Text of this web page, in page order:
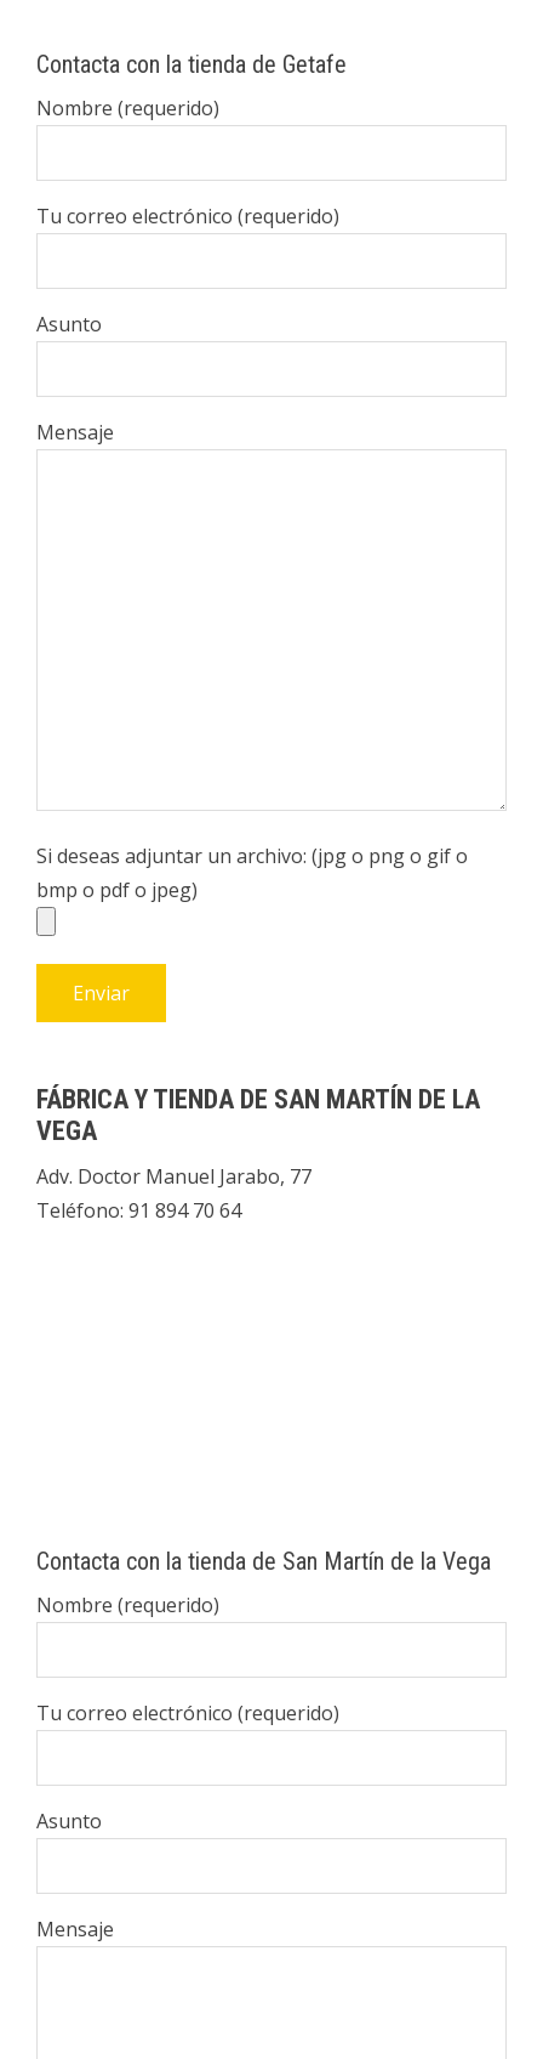
Contacta con la tienda de Getafe
Nombre (requerido)
Tu correo electrónico (requerido)
Asunto
Mensaje
Si deseas adjuntar un archivo: (jpg o png o gif o
bmp o pdf o jpeg)
FÁBRICA Y TIENDA DE SAN MARTÍN DE LA
VEGA
Adv. Doctor Manuel Jarabo, 77
Teléfono: 91 894 70 64
Contacta con la tienda de San Martín de la Vega
Nombre (requerido)
Tu correo electrónico (requerido)
Asunto
Mensaje